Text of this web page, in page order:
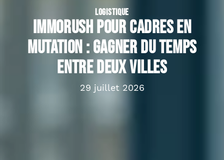
LOGISTIQUE
ImmoRush pour cadres en
mutation : gagner du temps
entre deux villes
29 juillet 2026